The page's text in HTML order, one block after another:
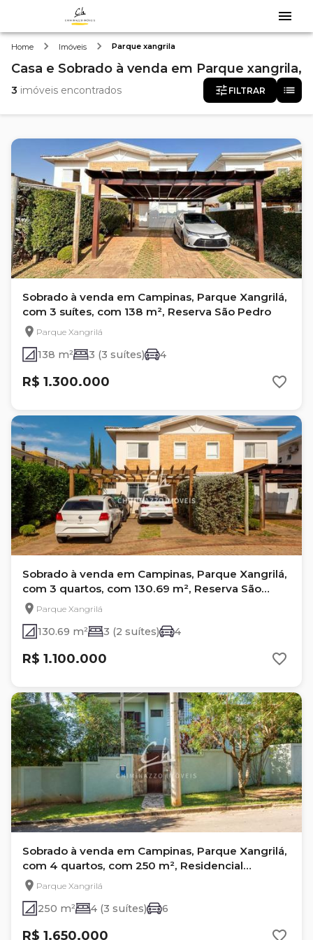
Home Imóveis Parque xangrila
Casa e Sobrado à venda em Parque xangrila,
3 imóveis encontrados FILTRAR
Sobrado à venda em Campinas, Parque Xangrilá,
com 3 suítes, com 138 m², Reserva São Pedro
Parque Xangrilá
138 m² 3 (3 suítes) 4
R$ 1.300.000
Sobrado à venda em Campinas, Parque Xangrilá,
com 3 quartos, com 130.69 m², Reserva São
PedroParque Xangrilá
130.69 m² 3 (2 suítes) 4
R$ 1.100.000
Sobrado à venda em Campinas, Parque Xangrilá,
com 4 quartos, com 250 m², Residencial
Shangrilá
Parque Xangrilá
250 m² 4 (3 suítes) 6
R$ 1.650.000